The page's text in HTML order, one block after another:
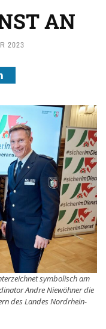
AN
2023
symbolisch am
Andre Niewöhner die
des Landes Nordrhein-